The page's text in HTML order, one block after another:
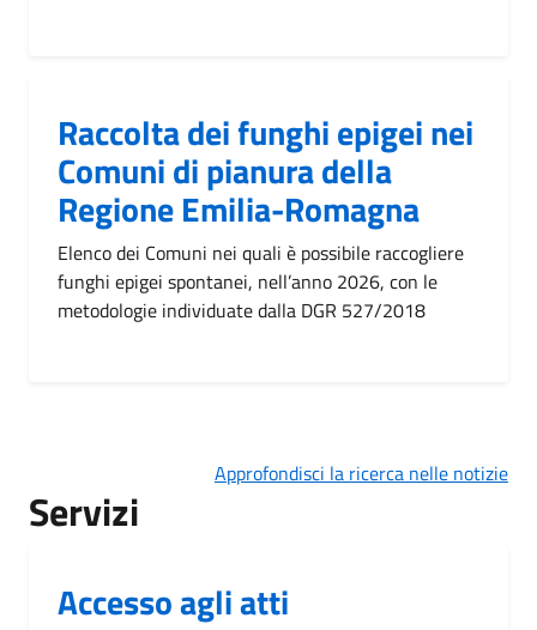
Raccolta dei funghi epigei nei
Comuni di pianura della
Regione Emilia-Romagna
Elenco dei Comuni nei quali è possibile raccogliere
funghi epigei spontanei, nell’anno 2026, con le
metodologie individuate dalla DGR 527/2018
Approfondisci la ricerca nelle notizie
Servizi
Accesso agli atti